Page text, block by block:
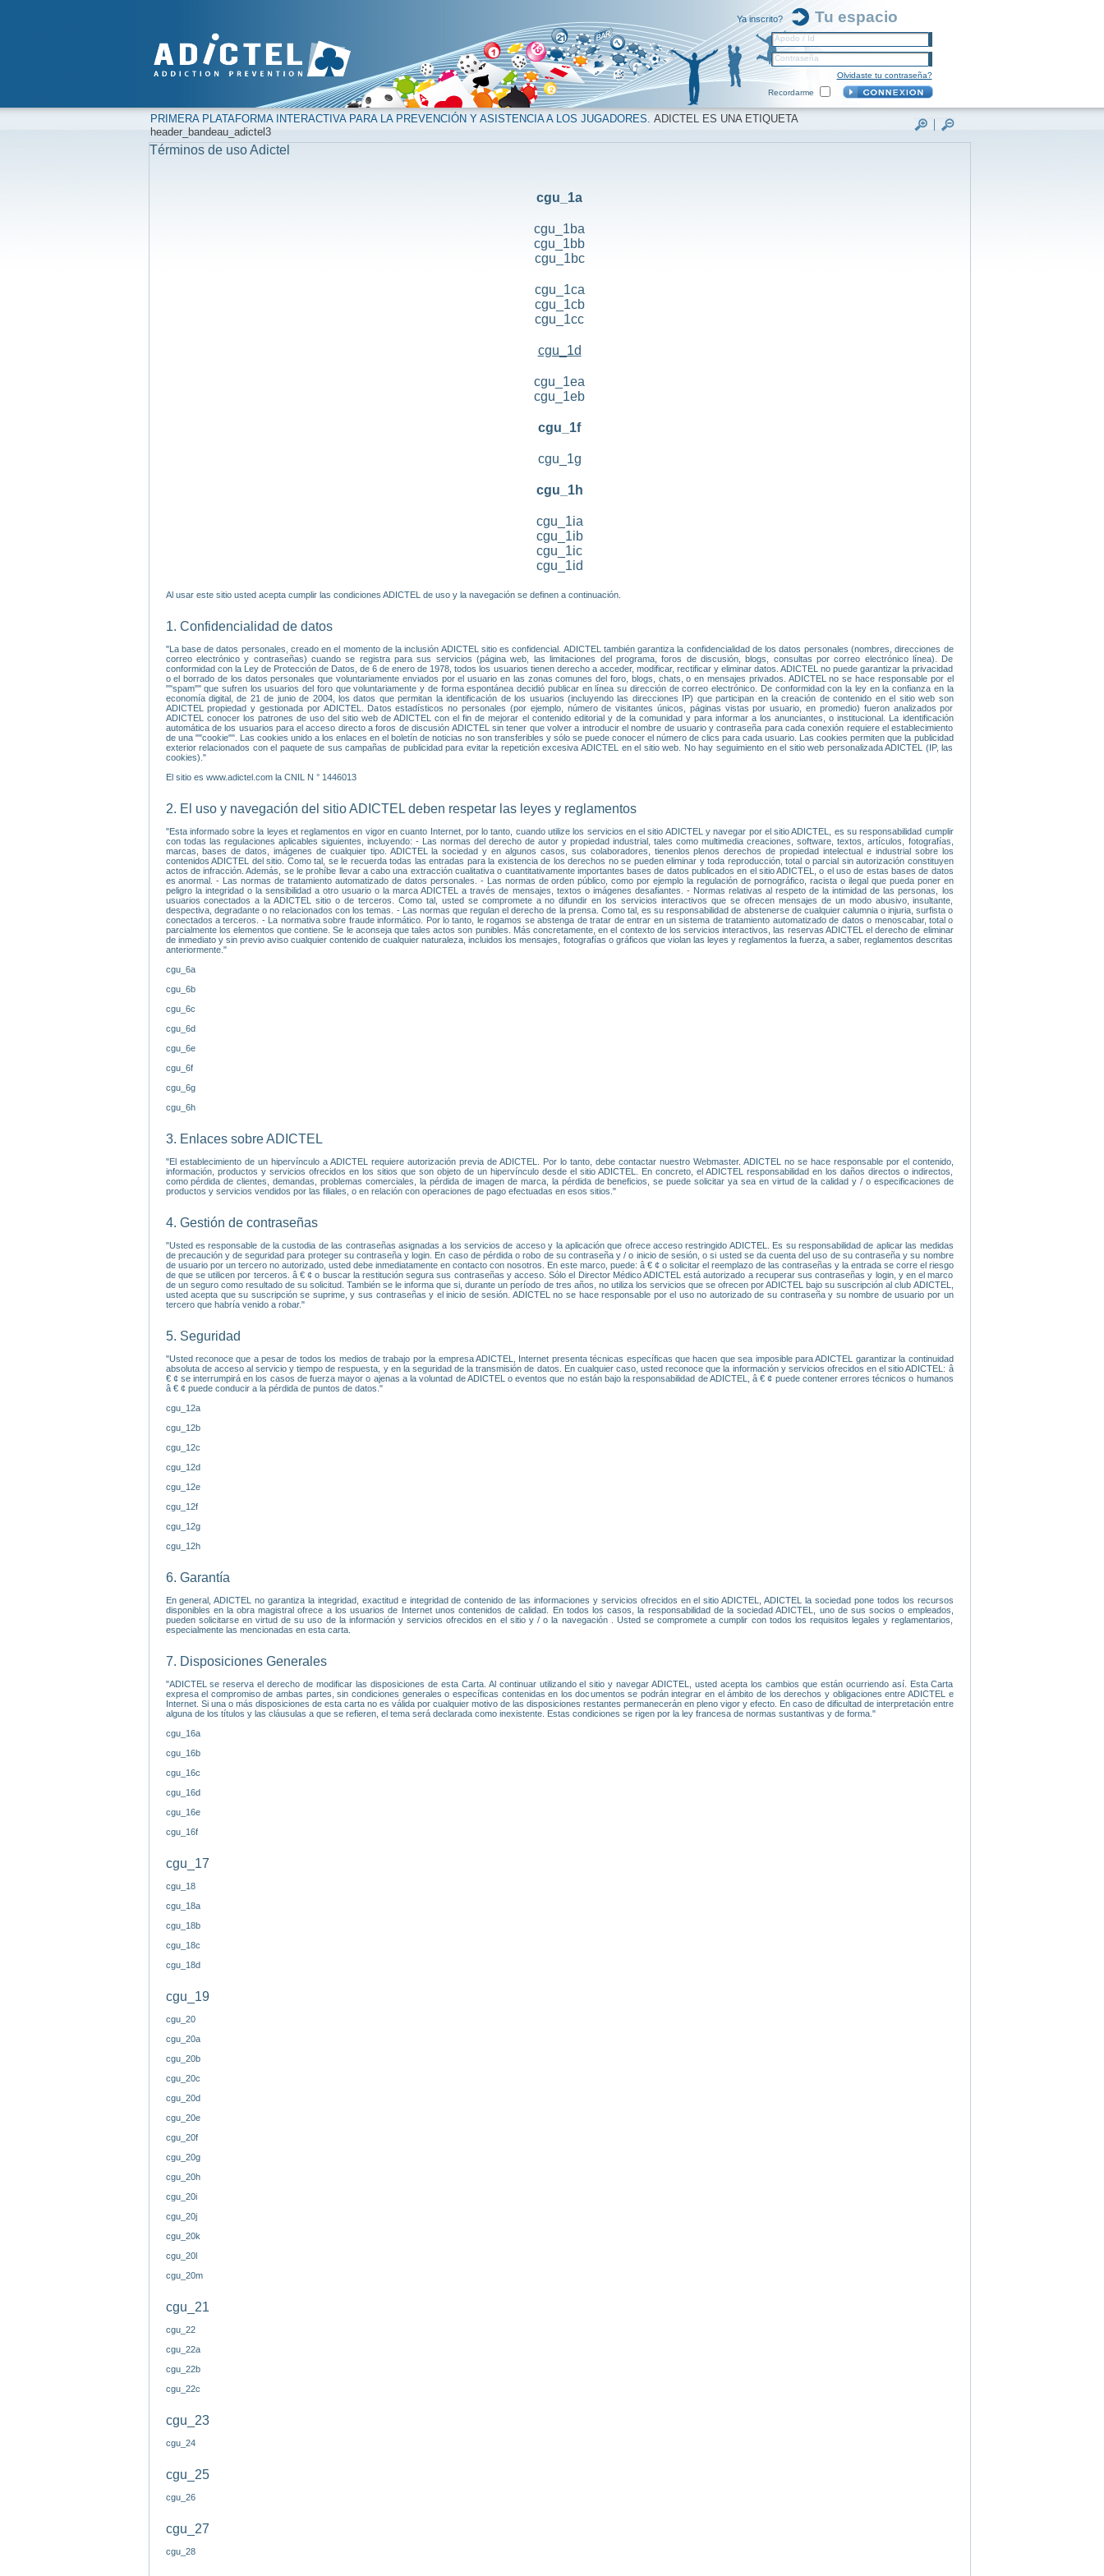
Ya inscrito? Tu espacio
Apodo / Id
Contraseña
Olvidaste tu contraseña?
Recordarme
PRIMERA PLATAFORMA INTERACTIVA PARA LA PREVENCIÓN Y ASISTENCIA A LOS JUGADORES. ADICTEL ES UNA ETIQUETA
header_bandeau_adictel3
Términos de uso Adictel
cgu_1a
cgu_1ba
cgu_1bb
cgu_1bc
cgu_1ca
cgu_1cb
cgu_1cc
cgu_1d
cgu_1ea
cgu_1eb
cgu_1f
cgu_1g
cgu_1h
cgu_1ia
cgu_1ib
cgu_1ic
cgu_1id
Al usar este sitio usted acepta cumplir las condiciones ADICTEL de uso y la navegación se definen a continuación.
1. Confidencialidad de datos
"La base de datos personales, creado en el momento de la inclusión ADICTEL sitio es confidencial. ADICTEL también garantiza la confidencialidad de los datos personales (nombres, direcciones de
correo electrónico y contraseñas) cuando se registra para sus servicios (página web, las limitaciones del programa, foros de discusión, blogs, consultas por correo electrónico línea). De
conformidad con la Ley de Protección de Datos, de 6 de enero de 1978, todos los usuarios tienen derecho a acceder, modificar, rectificar y eliminar datos. ADICTEL no puede garantizar la privacidad
o el borrado de los datos personales que voluntariamente enviados por el usuario en las zonas comunes del foro, blogs, chats, o en mensajes privados. ADICTEL no se hace responsable por el
""spam"" que sufren los usuarios del foro que voluntariamente y de forma espontánea decidió publicar en línea su dirección de correo electrónico. De conformidad con la ley en la confianza en la
economía digital, de 21 de junio de 2004, los datos que permitan la identificación de los usuarios (incluyendo las direcciones IP) que participan en la creación de contenido en el sitio web son
ADICTEL propiedad y gestionada por ADICTEL. Datos estadísticos no personales (por ejemplo, número de visitantes únicos, páginas vistas por usuario, en promedio) fueron analizados por
ADICTEL conocer los patrones de uso del sitio web de ADICTEL con el fin de mejorar el contenido editorial y de la comunidad y para informar a los anunciantes, o institucional. La identificación
automática de los usuarios para el acceso directo a foros de discusión ADICTEL sin tener que volver a introducir el nombre de usuario y contraseña para cada conexión requiere el establecimiento
de una ""cookie"". Las cookies unido a los enlaces en el boletín de noticias no son transferibles y sólo se puede conocer el número de clics para cada usuario. Las cookies permiten que la publicidad
exterior relacionados con el paquete de sus campañas de publicidad para evitar la repetición excesiva ADICTEL en el sitio web. No hay seguimiento en el sitio web personalizada ADICTEL (IP, las
cookies)."
El sitio es www.adictel.com la CNIL N ° 1446013
2. El uso y navegación del sitio ADICTEL deben respetar las leyes y reglamentos
"Esta informado sobre la leyes et reglamentos en vigor en cuanto Internet, por lo tanto, cuando utilize los servicios en el sitio ADICTEL y navegar por el sitio ADICTEL, es su responsabilidad cumplir
con todas las regulaciones aplicables siguientes, incluyendo: - Las normas del derecho de autor y propiedad industrial, tales como multimedia creaciones, software, textos, artículos, fotografías,
marcas, bases de datos, imágenes de cualquier tipo. ADICTEL la sociedad y en algunos casos, sus colaboradores, tienenlos plenos derechos de propiedad intelectual e industrial sobre los
contenidos ADICTEL del sitio. Como tal, se le recuerda todas las entradas para la existencia de los derechos no se pueden eliminar y toda reproducción, total o parcial sin autorización constituyen
actos de infracción. Además, se le prohíbe llevar a cabo una extracción cualitativa o cuantitativamente importantes bases de datos publicados en el sitio ADICTEL, o el uso de estas bases de datos
es anormal. - Las normas de tratamiento automatizado de datos personales. - Las normas de orden público, como por ejemplo la regulación de pornográfico, racista o ilegal que pueda poner en
peligro la integridad o la sensibilidad a otro usuario o la marca ADICTEL a través de mensajes, textos o imágenes desafiantes. - Normas relativas al respeto de la intimidad de las personas, los
usuarios conectados a la ADICTEL sitio o de terceros. Como tal, usted se compromete a no difundir en los servicios interactivos que se ofrecen mensajes de un modo abusivo, insultante,
despectiva, degradante o no relacionados con los temas. - Las normas que regulan el derecho de la prensa. Como tal, es su responsabilidad de abstenerse de cualquier calumnia o injuria, surfista o
conectados a terceros. - La normativa sobre fraude informático. Por lo tanto, le rogamos se abstenga de tratar de entrar en un sistema de tratamiento automatizado de datos o menoscabar, total o
parcialmente los elementos que contiene. Se le aconseja que tales actos son punibles. Más concretamente, en el contexto de los servicios interactivos, las reservas ADICTEL el derecho de eliminar
de inmediato y sin previo aviso cualquier contenido de cualquier naturaleza, incluidos los mensajes, fotografías o gráficos que violan las leyes y reglamentos la fuerza, a saber, reglamentos descritas
anteriormente."
cgu_6a
cgu_6b
cgu_6c
cgu_6d
cgu_6e
cgu_6f
cgu_6g
cgu_6h
3. Enlaces sobre ADICTEL
"El establecimiento de un hipervínculo a ADICTEL requiere autorización previa de ADICTEL. Por lo tanto, debe contactar nuestro Webmaster. ADICTEL no se hace responsable por el contenido,
información, productos y servicios ofrecidos en los sitios que son objeto de un hipervínculo desde el sitio ADICTEL. En concreto, el ADICTEL responsabilidad en los daños directos o indirectos,
como pérdida de clientes, demandas, problemas comerciales, la pérdida de imagen de marca, la pérdida de beneficios, se puede solicitar ya sea en virtud de la calidad y / o especificaciones de
productos y servicios vendidos por las filiales, o en relación con operaciones de pago efectuadas en esos sitios."
4. Gestión de contraseñas
"Usted es responsable de la custodia de las contraseñas asignadas a los servicios de acceso y la aplicación que ofrece acceso restringido ADICTEL. Es su responsabilidad de aplicar las medidas
de precaución y de seguridad para proteger su contraseña y login. En caso de pérdida o robo de su contraseña y / o inicio de sesión, o si usted se da cuenta del uso de su contraseña y su nombre
de usuario por un tercero no autorizado, usted debe inmediatamente en contacto con nosotros. En este marco, puede: â € ¢ o solicitar el reemplazo de las contraseñas y la entrada se corre el riesgo
de que se utilicen por terceros. â € ¢ o buscar la restitución segura sus contraseñas y acceso. Sólo el Director Médico ADICTEL está autorizado a recuperar sus contraseñas y login, y en el marco
de un seguro como resultado de su solicitud. También se le informa que si, durante un período de tres años, no utiliza los servicios que se ofrecen por ADICTEL bajo su suscripción al club ADICTEL,
usted acepta que su suscripción se suprime, y sus contraseñas y el inicio de sesión. ADICTEL no se hace responsable por el uso no autorizado de su contraseña y su nombre de usuario por un
tercero que habría venido a robar."
5. Seguridad
"Usted reconoce que a pesar de todos los medios de trabajo por la empresa ADICTEL, Internet presenta técnicas específicas que hacen que sea imposible para ADICTEL garantizar la continuidad
absoluta de acceso al servicio y tiempo de respuesta, y en la seguridad de la transmisión de datos. En cualquier caso, usted reconoce que la información y servicios ofrecidos en el sitio ADICTEL: â
€ ¢ se interrumpirá en los casos de fuerza mayor o ajenas a la voluntad de ADICTEL o eventos que no están bajo la responsabilidad de ADICTEL, â € ¢ puede contener errores técnicos o humanos
â € ¢ puede conducir a la pérdida de puntos de datos."
cgu_12a
cgu_12b
cgu_12c
cgu_12d
cgu_12e
cgu_12f
cgu_12g
cgu_12h
6. Garantía
En general, ADICTEL no garantiza la integridad, exactitud e integridad de contenido de las informaciones y servicios ofrecidos en el sitio ADICTEL, ADICTEL la sociedad pone todos los recursos
disponibles en la obra magistral ofrece a los usuarios de Internet unos contenidos de calidad. En todos los casos, la responsabilidad de la sociedad ADICTEL, uno de sus socios o empleados,
pueden solicitarse en virtud de su uso de la información y servicios ofrecidos en el sitio y / o la navegación . Usted se compromete a cumplir con todos los requisitos legales y reglamentarios,
especialmente las mencionadas en esta carta.
7. Disposiciones Generales
"ADICTEL se reserva el derecho de modificar las disposiciones de esta Carta. Al continuar utilizando el sitio y navegar ADICTEL, usted acepta los cambios que están ocurriendo así. Esta Carta
expresa el compromiso de ambas partes, sin condiciones generales o específicas contenidas en los documentos se podrán integrar en el ámbito de los derechos y obligaciones entre ADICTEL e
Internet. Si una o más disposiciones de esta carta no es válida por cualquier motivo de las disposiciones restantes permanecerán en pleno vigor y efecto. En caso de dificultad de interpretación entre
alguna de los títulos y las cláusulas a que se refieren, el tema será declarada como inexistente. Estas condiciones se rigen por la ley francesa de normas sustantivas y de forma."
cgu_16a
cgu_16b
cgu_16c
cgu_16d
cgu_16e
cgu_16f
cgu_17
cgu_18
cgu_18a
cgu_18b
cgu_18c
cgu_18d
cgu_19
cgu_20
cgu_20a
cgu_20b
cgu_20c
cgu_20d
cgu_20e
cgu_20f
cgu_20g
cgu_20h
cgu_20i
cgu_20j
cgu_20k
cgu_20l
cgu_20m
cgu_21
cgu_22
cgu_22a
cgu_22b
cgu_22c
cgu_23
cgu_24
cgu_25
cgu_26
cgu_27
cgu_28